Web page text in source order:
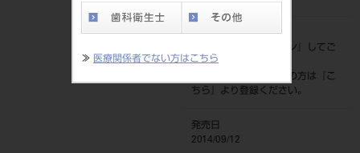
≫ 医療関係者でない方はこちら
標準価格
ログイン
』してご
覧ください。
ネット会員登録がまだの方は『
こ
ちら
』より登録ください。
発売日
2014/09/12